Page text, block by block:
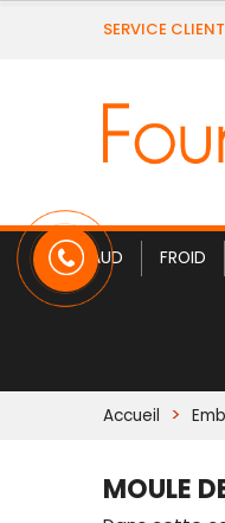
SERVICE
CHAUD FROID
Accueil
MOULE